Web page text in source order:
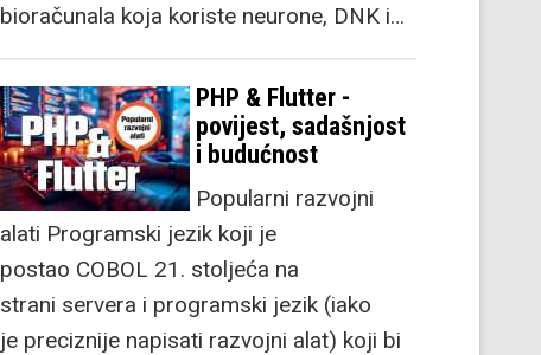
bioračunala koja koriste neurone, DNK i…
PHP & Flutter -
povijest, sadašnjost
i budućnost
Popularni razvojni
alati Programski jezik koji je
postao COBOL 21. stoljeća na
strani servera i programski jezik (iako
je preciznije napisati razvojni alat) koji bi